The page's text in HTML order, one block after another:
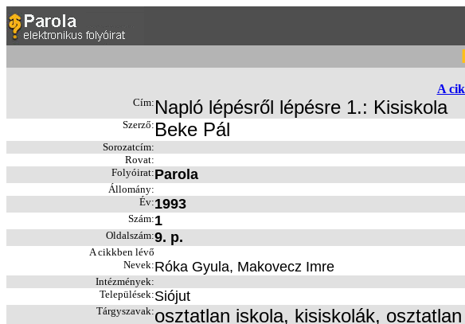
A
Cím: Napló lépésről lépésre 1.: Kisiskola
Szerző: Beke Pál
Sorozatcím:
Rovat:
Folyóirat:Parola
Állomány:
Év:1993
Szám:1
Oldalszám:9. p.
A cikkben lévő
Nevek:Róka Gyula, Makovecz Imre
Intézmények:
Települések:Siójut
Tárgyszavak:osztatlan iskola, kisiskolák,